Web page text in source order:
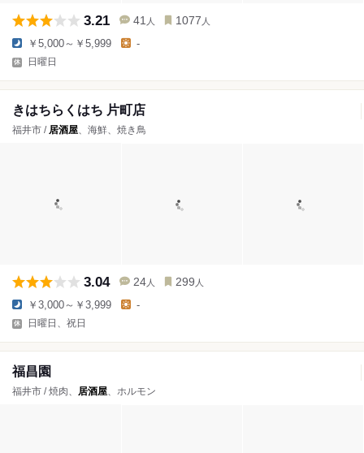
3.21 41 人 1077 人
￥5,000～￥5,999 -
日曜日
きはちらくはち 片町店
福井市 / 居酒屋、海鮮、焼き鳥
3.04 24 人 299 人
￥3,000～￥3,999 -
日曜日、祝日
福昌園
福井市 / 焼肉、 居酒屋、ホルモン